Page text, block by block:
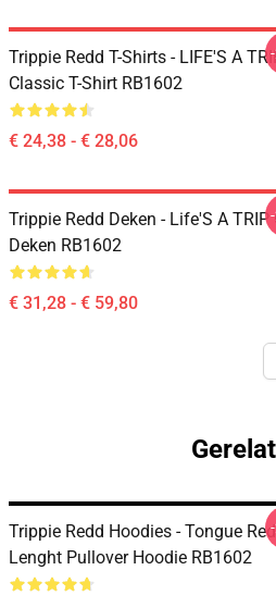
Trippie Redd T-Shirts - LIFE'S A
Classic T-Shirt RB1602
€ 24,38 - € 28,06
Trippie Redd Deken - Life'S A TRIP
Deken RB1602
€ 31,28 - € 59,80
Trippie Redd Hoodies - Tongue
Lenght Pullover Hoodie RB1602